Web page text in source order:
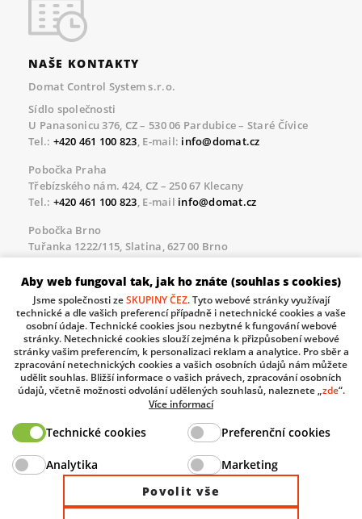
NAŠE KONTAKTY
Domat Control System s.r.o.
Sídlo společnosti
U Panasonicu 376, CZ – 530 06 Pardubice – Staré Čívice
Tel.: +420 461 100 823, E-mail: info@domat.cz
Pobočka Praha
Třebízského nám. 424, CZ – 250 67 Klecany
Tel.: +420 461 100 823, E-mail info@domat.cz
Pobočka Brno
Tuřanka 1222/115, Slatina, 627 00 Brno
Tel.:+420 461 100 823, E-mailinfo@domat.cz
Servisní linka pro námi realizované akce
Po – Pá 8.30 – 17.00
tel:+420 733 421 878, E-mailservis@domat.cz
Technická podpora:
Tel.:+420 461 100 666 , WhatsApp:+420 603 735 402
Informace o zpracovávaných osobních údajích.
Ministry of Industry and Trade of the Czech Republic
Aby web fungoval tak, jak ho znáte (souhlas s cookies)
Jsme společnosti zeSKUPINY ČEZ. Tyto webové stránky využívají
technické a dle vašich preferencí případně i netechnické cookies a vaše
osobní údaje. Technické cookies jsou nezbytné k fungování webové
stránky. Netechnické cookies slouží zejména k přizpůsobení webové
stránky vašim preferencím, k personalizaci reklam a analytice. Pro sběr a
zpracování netechnických cookies a vašich osobních údajů nám můžete
udělit souhlas. Bližší informace o vašich právech, zpracování osobních
údajů, včetně možnosti odvolání udělených souhlasů, naleznete „zde“.
Více informací
Technické cookies Preferenční cookies
Analytika
Marketing
Povolit vše